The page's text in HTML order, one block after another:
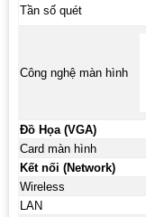
Tần số quét
Công nghệ màn hình
Đồ Họa (VGA)
Card màn hình
Kết nối (Network)
Wireless
LAN